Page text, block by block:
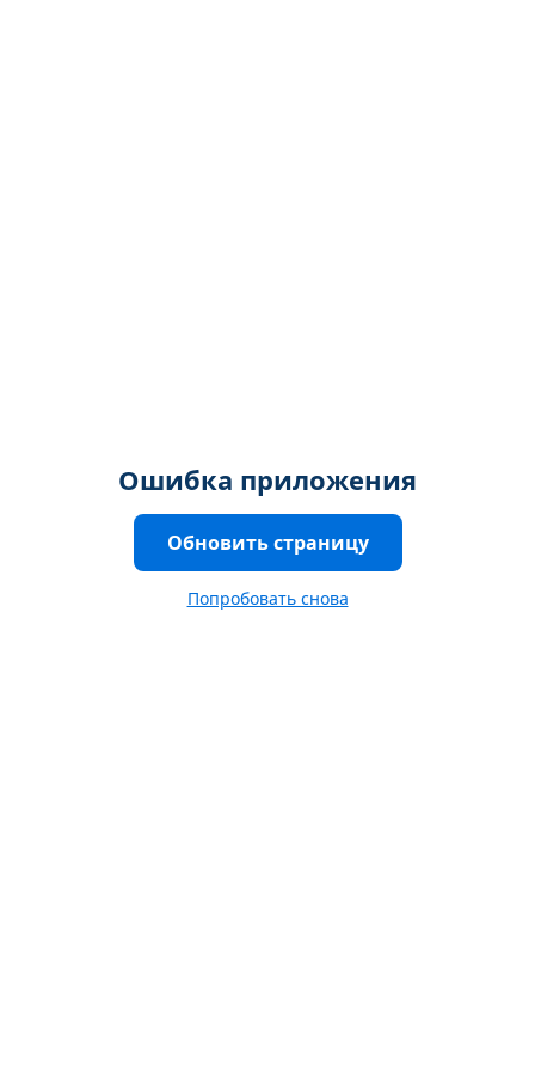
Ошибка приложения
Обновить страницу
Попробовать снова